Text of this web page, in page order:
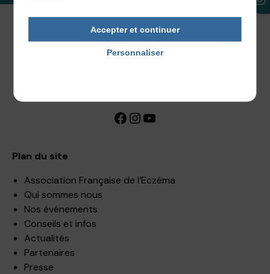
Facebook InstagramYouTube
Plan du site
Association Française de l’Eczéma
Qui sommes nous
Nos événements
Conseils et infos
Actualités
Partenaires
Presse
Accepter et continuer
Personnaliser